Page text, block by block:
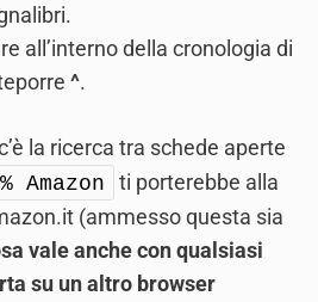
all’interno della cronologia di
^.
la ricerca tra schede aperte
% Amazon
ti porterebbe alla
(ammesso questa sia
vale anche con qualsiasi
su un altro browser